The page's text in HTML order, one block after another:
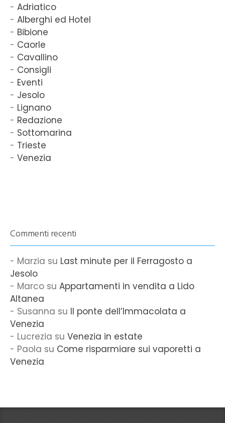
Adriatico
Alberghi ed Hotel
Bibione
Caorle
Cavallino
Consigli
Eventi
Jesolo
Lignano
Redazione
Sottomarina
Trieste
Venezia
Commenti recenti
Marzia su Last minute per il Ferragosto a
Jesolo
Marco su Appartamenti in vendita a Lido
Altanea
Susanna su Il ponte dell’Immacolata a
Venezia
Lucrezia su Venezia in estate
Paola su Come risparmiare sui vaporetti a
Venezia